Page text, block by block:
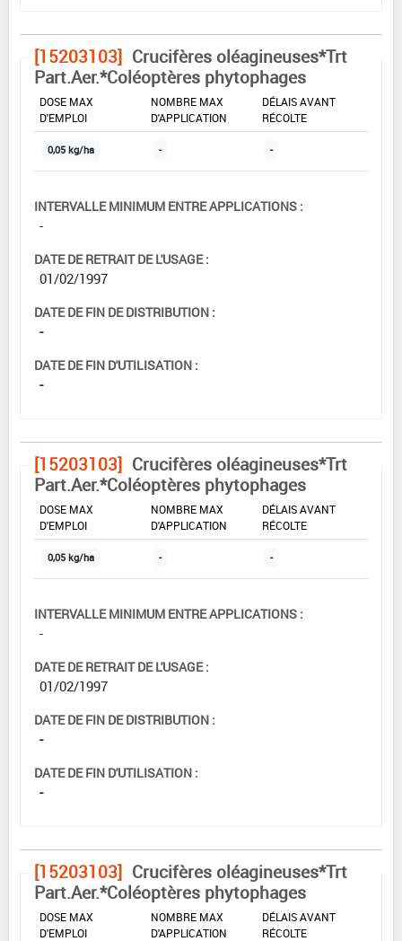
[15203103] Crucifères oléagineuses*Trt
Part.Aer.*Coléoptères phytophages
DOSE MAX
D'EMPLOI
NOMBRE MAX
D'APPLICATION
DÉLAIS AVANT
RÉCOLTE
0,05 kg/ha - -
INTERVALLE MINIMUM ENTRE APPLICATIONS :
-
DATE DE RETRAIT DE L'USAGE :
01/02/1997
DATE DE FIN DE DISTRIBUTION :
-
DATE DE FIN D'UTILISATION :
-
[15203103] Crucifères oléagineuses*Trt
Part.Aer.*Coléoptères phytophages
DOSE MAX
D'EMPLOI
NOMBRE MAX
D'APPLICATION
DÉLAIS AVANT
RÉCOLTE
0,05 kg/ha - -
INTERVALLE MINIMUM ENTRE APPLICATIONS :
-
DATE DE RETRAIT DE L'USAGE :
01/02/1997
DATE DE FIN DE DISTRIBUTION :
-
DATE DE FIN D'UTILISATION :
-
[15203103] Crucifères oléagineuses*Trt
Part.Aer.*Coléoptères phytophages
DOSE MAX
D'EMPLOI
NOMBRE MAX
D'APPLICATION
DÉLAIS AVANT
RÉCOLTE